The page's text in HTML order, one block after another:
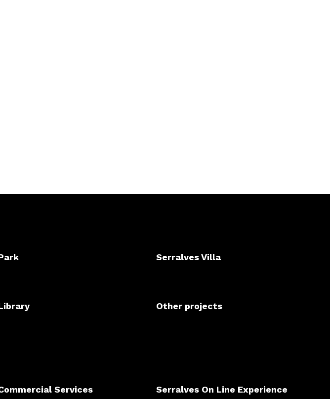
Serralves Villa
Other projects
Services Serralves On Line Experience